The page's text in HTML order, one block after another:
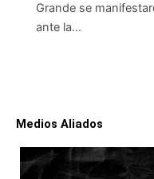
Grande se
ante la…
Medios Aliados